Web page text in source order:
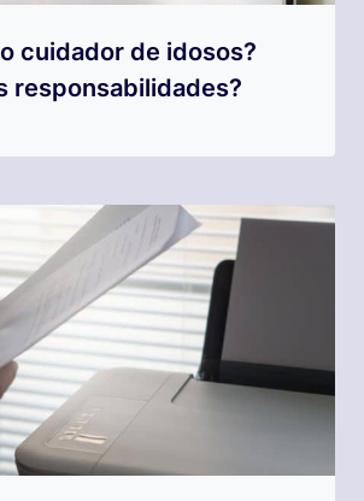
cuidador de idosos?
responsabilidades?